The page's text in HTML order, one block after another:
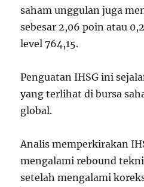
saham unggulan juga
sebesar 2,06 poin atau
level 764,15.
Penguatan IHSG ini
yang terlihat di bursa
global.
Analis memperkirakan
mengalami rebound
setelah mengalami